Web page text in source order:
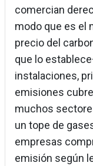
comercian
modo que es el
precio del
que lo
instalaciones,
emisiones
muchos
un tope de
empresas
emisión según